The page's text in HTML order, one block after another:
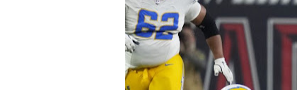
Mundial de esgrima
Raquel Rodriguez es
Athletes Unlimited